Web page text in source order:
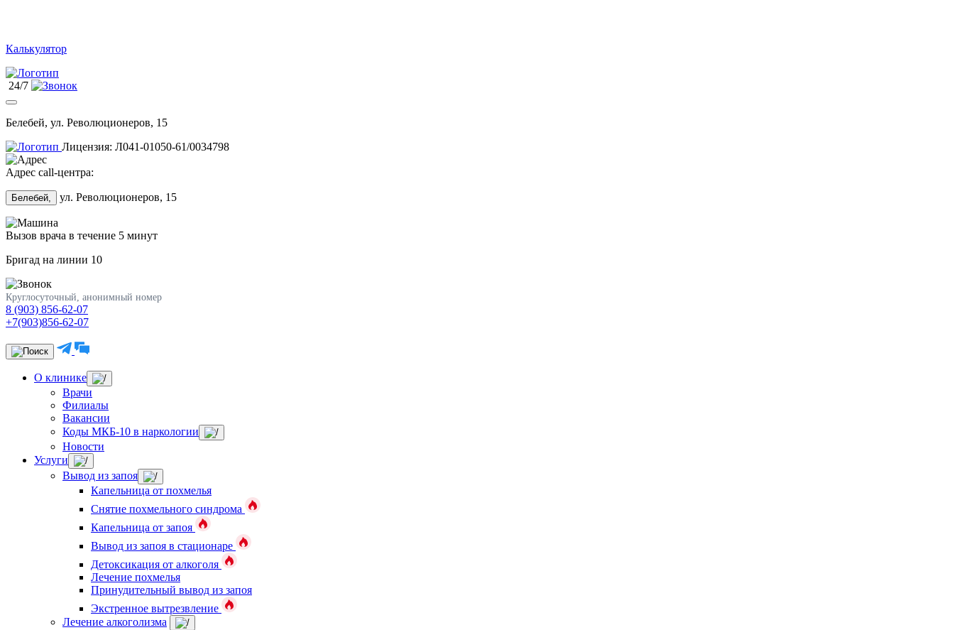
Калькулятор
24/7
Белебей, ул. Революционеров, 15
Лицензия: Л041-01050-61/0034798
Адрес call-центра:
Белебей, ул. Революционеров, 15
Вызов врача в течение 5 минут
Бригад на линии 10
Круглосуточный, анонимный номер
8 (903) 856-62-07
+7(903)856-62-07
О клинике
Врачи
Филиалы
Вакансии
Коды МКБ-10 в наркологии
Новости
Услуги
Вывод из запоя
Капельница от похмелья
Снятие похмельного синдрома
Капельница от запоя
Вывод из запоя в стационаре
Детоксикация от алкоголя
Лечение похмелья
Принудительный вывод из запоя
Экстренное вытрезвление
Лечение алкоголизма